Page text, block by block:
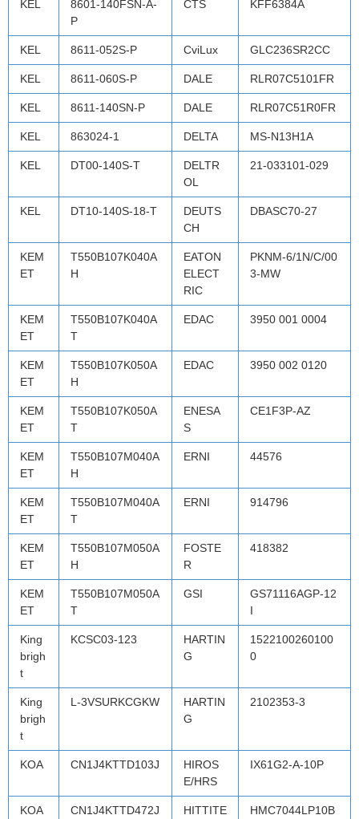
KEL
8601-140FSN-A-
P
CTS KFF6384A
KEL 8611-052S-P CviLux GLC236SR2CC
KEL 8611-060S-P DALE RLR07C5101FR
KEL 8611-140SN-P DALE RLR07C51R0FR
KEL 863024-1 DELTA MS-N13H1A
KEL DT00-140S-T
DELTR
OL
21-033101-029
KEL DT10-140S-18-T
DEUTS
CH
DBASC70-27
KEM
ET
T550B107K040A
H
EATON
ELECT
RIC
PKNM-6/1N/C/00
3-MW
KEM
ET
T550B107K040A
T
EDAC 3950 001 0004
KEM
ET
T550B107K050A
H
EDAC 3950 002 0120
KEM
ET
T550B107K050A
T
ENESA
S
CE1F3P-AZ
KEM
ET
T550B107M040A
H
ERNI 44576
KEM
ET
T550B107M040A
T
ERNI 914796
KEM
ET
T550B107M050A
H
FOSTE
R
418382
KEM
ET
T550B107M050A
T
GSI
GS71116AGP-12
I
King
brigh
t
KCSC03-123
HARTIN
G
1522100260100
0
King
brigh
t
L-3VSURKCGKW
HARTIN
G
2102353-3
KOA CN1J4KTTD103J
HIROS
E/HRS
IX61G2-A-10P
KOA CN1J4KTTD472J HITTITE
HMC7044LP10B